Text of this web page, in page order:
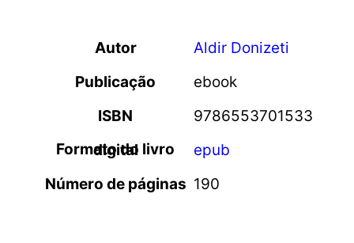
Autor
Aldir Donizeti
Publicação
ebook
ISBN
9786553701533
Formato do livro digital
epub
Número de páginas 190